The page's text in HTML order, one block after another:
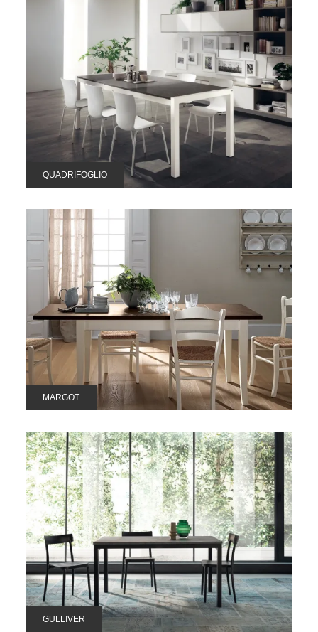
QUADRIFOGLIO
MARGOT
GULLIVER